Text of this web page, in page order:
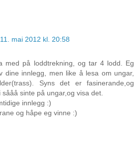
11. mai 2012 kl. 20:58
med på loddtrekning, og tar 4 lodd. Eg
dine innlegg, men like å lesa om ungar,
Syns det er fasinerande,og
sinte på ungar,og visa det.
innlegg :)
og håpe eg vinne :)